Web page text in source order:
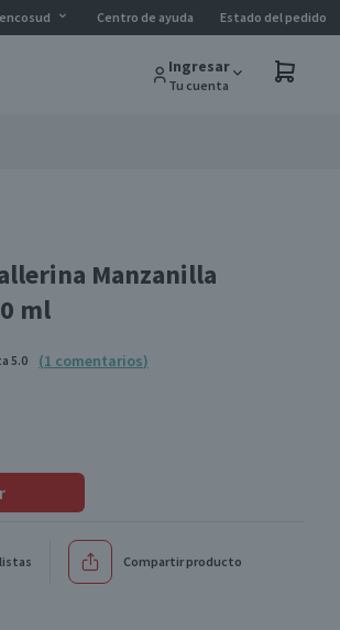
Centro de ayuda Estado del pedido
Ingresar
Tu cuenta
Manzanilla
ml
5.0 (1 comentarios)
Compartir producto